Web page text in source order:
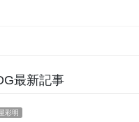
最新記事
彩明